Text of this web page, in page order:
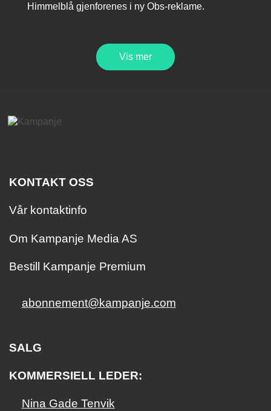
Himmelblå gjenforenes i ny Obs-reklame.
Vis mer
KONTAKT OSS
Vår kontaktinfo
Om Kampanje Media AS
Bestill Kampanje Premium
abonnement@kampanje.com
SALG
KOMMERSIELL LEDER:
Nina Gade Tenvik